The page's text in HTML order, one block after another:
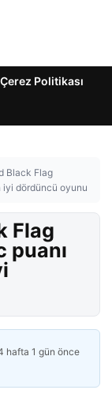
Çerez Politikası
Black Flag
iyi dördüncü oyunu
Flag
puanı
hafta 1 gün önce